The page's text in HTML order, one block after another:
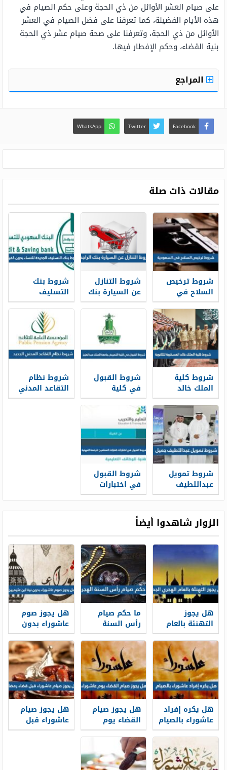
على صيام العشر الأوائل من ذي الحجة وعلى حكم الصيام في
هذه الأيام الفضيلة، كما تعرفنا على فضل الصيام في العشر
الأوائل من ذي الحجة، وتعرفنا على صحة صيام عشر ذي الحجة
بنية القضاء، وحكم الإفطار فيها.
المراجع
Facebook
Twitter
WhatsApp
مقالات ذات صلة
شروط ترخيص
السلاح في
السعودية 1448
شروط التنازل
عن السيارة بنك
الراجحي 1448
شروط بنك
التسليف
الجديدة 1448
للنساء بدون
كفيل
شروط كلية
الملك خالد
العسكرية
للثانوية 1448
شروط القبول
في كلية
التمريض جامعة
الملك عبدالعزيز
1448
شروط نظام
التقاعد المدني
الجديد 1448
شروط تمويل
عبداللطيف
جميل 1448
شروط القبول
في اختبارات
كفايات
للرخصة المهنية
1448
الزوار شاهدوا أيضاً
هل يجوز
التهنئة بالعام
الهجري الجديد
1448
ما حكم صيام
رأس السنة
الهجرية
هل يجوز صوم
عاشوراء بدون
نية ابن عثيميين
هل يكره إفراد
عاشوراء بالصيام
هل يجوز صيام
القضاء يوم
عاشوراء
هل يجوز صيام
عاشوراء قبل
قضاء رمضان